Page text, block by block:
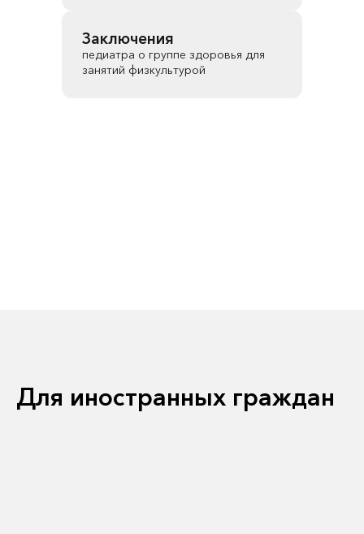
Заключения
педиатра о группе здоровья для
занятий физкультурой
Для иностранных граждан